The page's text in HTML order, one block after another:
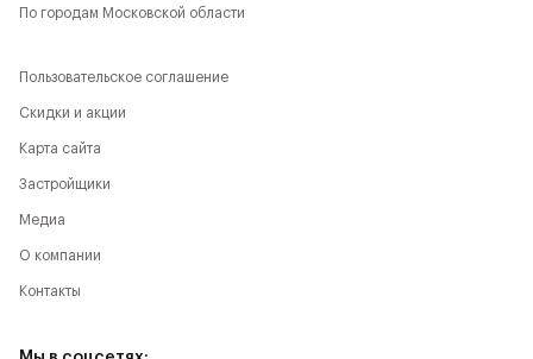
По городам Московской области
Пользовательское соглашение
Скидки и акции
Карта сайта
Застройщики
Медиа
О компании
Контакты